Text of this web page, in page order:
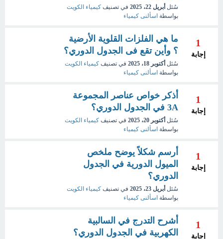
سُئل أبريل 22، 2025 في تصنيف كيمياء الكويت
بواسطة اسألنى كيمياء
1
إجابة
ما هي الفلزات القلوية الأرضية
؟ وأين تقع فى الجدول الدوري؟
سُئل أكتوبر 18، 2025 في تصنيف كيمياء الكويت
بواسطة اسألنى كيمياء
1
إجابة
أذكر خواص عناصر المجموعة
3A في الجدول الدوري؟
سُئل أكتوبر 20، 2025 في تصنيف كيمياء الكويت
بواسطة اسألنى كيمياء
1
إجابة
أرسم شكلاً يوضح ملخص
الميول الدورية في الجدول
الدوري؟
سُئل أبريل 23، 2025 في تصنيف كيمياء الكويت
بواسطة اسألنى كيمياء
1
إجابة
أشرح التدرج في السالبية
الكهربية في الجدول الدوري؟